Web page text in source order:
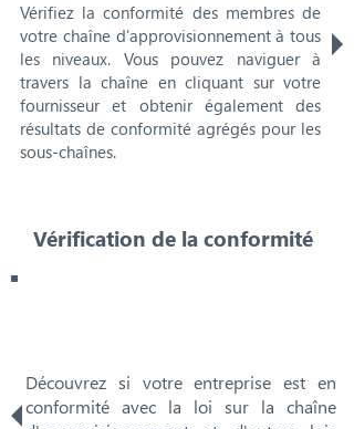
Vérifiez la conformité des membres de
votre chaîne d'approvisionnement à tous
les niveaux. Vous pouvez naviguer à
travers la chaîne en cliquant sur votre
fournisseur et obtenir également des
résultats de conformité agrégés pour les
sous-chaînes.
Vérification de la conformité
Découvrez si votre entreprise est en
conformité avec la loi sur la chaîne